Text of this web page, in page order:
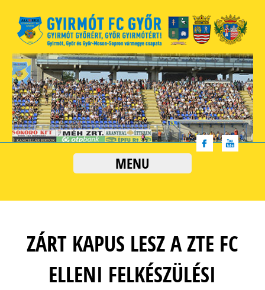
MENU
ZÁRT KAPUS LESZ A ZTE FC
ELLENI FELKÉSZÜLÉSI